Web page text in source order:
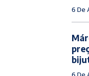
6 De